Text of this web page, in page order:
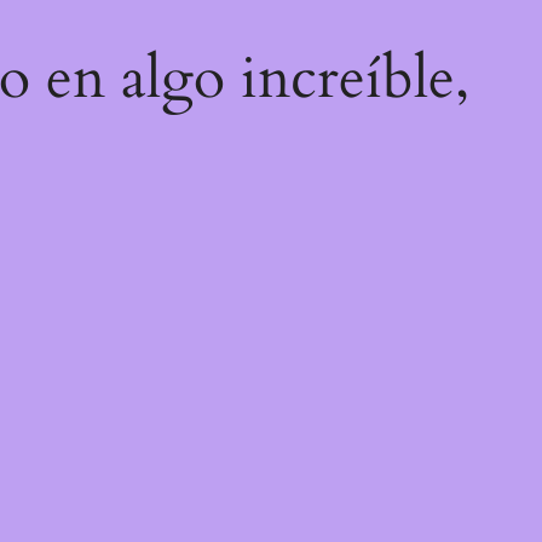
en algo increíble,